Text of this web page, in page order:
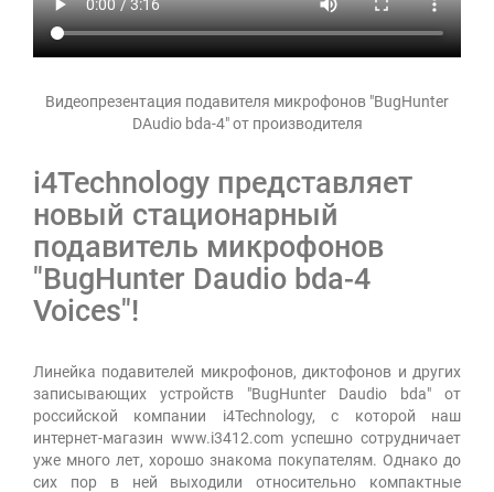
Видеопрезентация подавителя микрофонов "BugHunter
DAudio bda-4" от производителя
i4Technology представляет
новый стационарный
подавитель микрофонов
"BugHunter Daudio bda-4
Voices"!
Линейка подавителей микрофонов, диктофонов и других
записывающих устройств "BugHunter Daudio bda" от
российской компании i4Technology, с которой наш
интернет-магазин www.i3412.com успешно сотрудничает
уже много лет, хорошо знакома покупателям. Однако до
сих пор в ней выходили относительно компактные